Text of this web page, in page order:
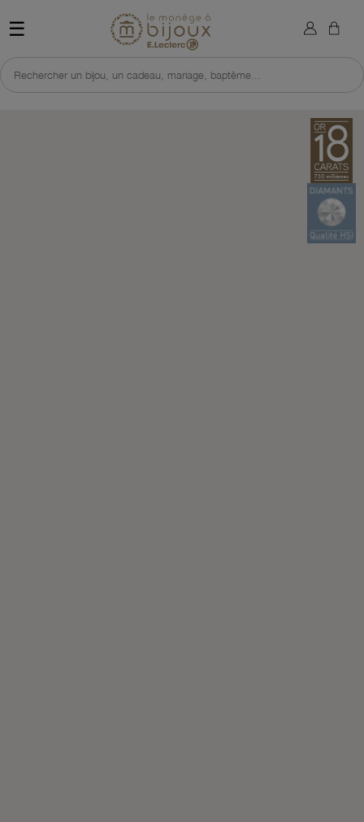
☰ Retour à l'accueil du site
Rechercher un bijou, un cadeau, mariage, baptême...
×